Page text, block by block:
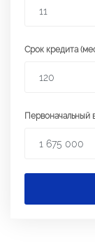
Срок кредита
Первоначальный